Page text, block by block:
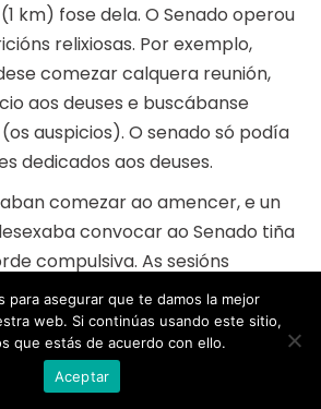
km) fose dela. O Senado operou
relixiosas. Por exemplo,
comezar calquera reunión,
aos deuses e buscábanse
auspicios). O senado só podía
dedicados aos deuses.
comezar ao amencer, e un
convocar ao Senado tiña
compulsiva. As sesións
público cunha política literal
que permitía á xente sentar fose
varias outras formas nas que
para asegurar que te damos la mejor
web. Si continúas usando este sitio,
que estás de acuerdo con ello.
Aceptar